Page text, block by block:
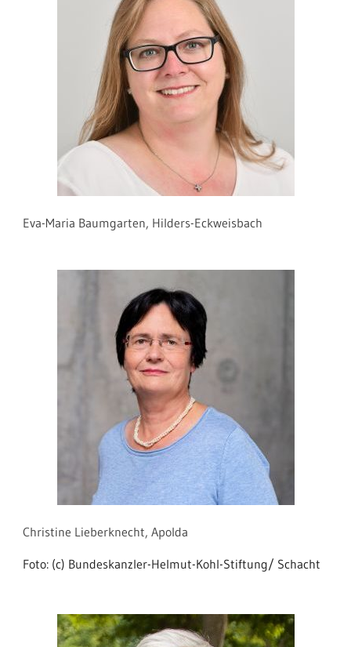
Eva-Maria Baumgarten, Hilders-Eckweisbach
Christine Lieberknecht, Apolda
Foto: (c) Bundeskanzler-Helmut-Kohl-Stiftung/ Schacht